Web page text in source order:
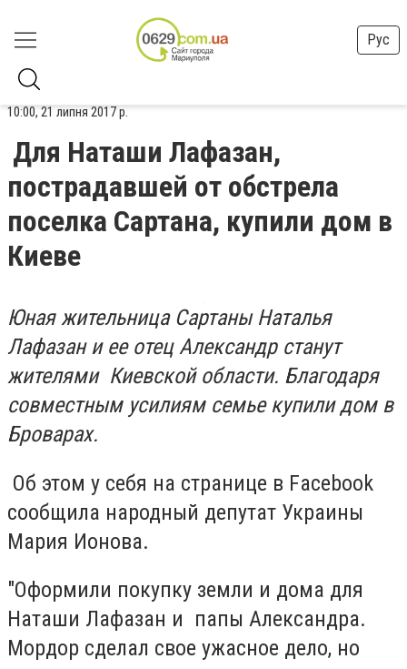
Рус
10:00, 21 липня 2017 р.
Для Наташи Лафазан,
пострадавшей от обстрела
поселка Сартана, купили дом в
Киеве
Юная жительница Сартаны Наталья
Лафазан и ее отец Александр станут
жителями Киевской области. Благодаря
совместным усилиям семье купили дом в
Броварах.
Об этом у себя на странице в Facebook
сообщила народный депутат Украины
Мария Ионова.
"Оформили покупку земли и дома для
Наташи Лафазан и папы Александра.
Мордор сделал свое ужасное дело, но